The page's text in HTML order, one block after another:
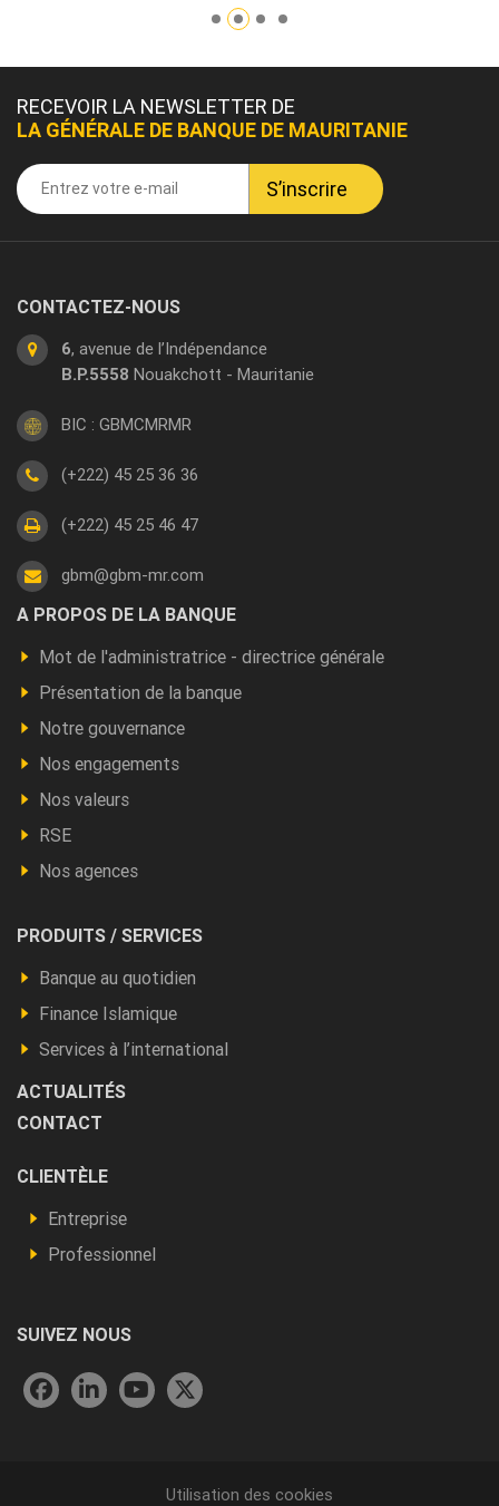
RECEVOIR LA NEWSLETTER DE
LA GÉNÉRALE DE BANQUE DE MAURITANIE
CONTACTEZ-NOUS
6, avenue de l’Indépendance
B.P.5558 Nouakchott - Mauritanie
BIC : GBMCMRMR
(+222) 45 25 36 36
(+222) 45 25 46 47
gbm@gbm-mr.com
Footer
a
propos
A PROPOS DE LA BANQUE
Mot de l'administratrice - directrice générale
Présentation de la banque
Notre gouvernance
Nos engagements
Nos valeurs
RSE
Nos agences
Footer
Produits
autres
PRODUITS / SERVICES
Banque au quotidien
Finance Islamique
Services à l’international
ACTUALITÉS
CONTACT
Footer
Vous
êtes
CLIENTÈLE
Entreprise
Professionnel
SUIVEZ NOUS
Utilisation des cookies